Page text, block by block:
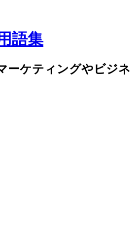
ーケティングやビジネ